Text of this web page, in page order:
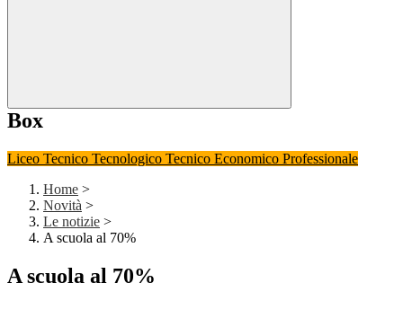
Box
Liceo Tecnico Tecnologico Tecnico Economico Professionale
Home >
Novità >
Le notizie >
A scuola al 70%
A scuola al 70%